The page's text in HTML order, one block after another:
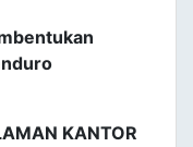
KANTOR